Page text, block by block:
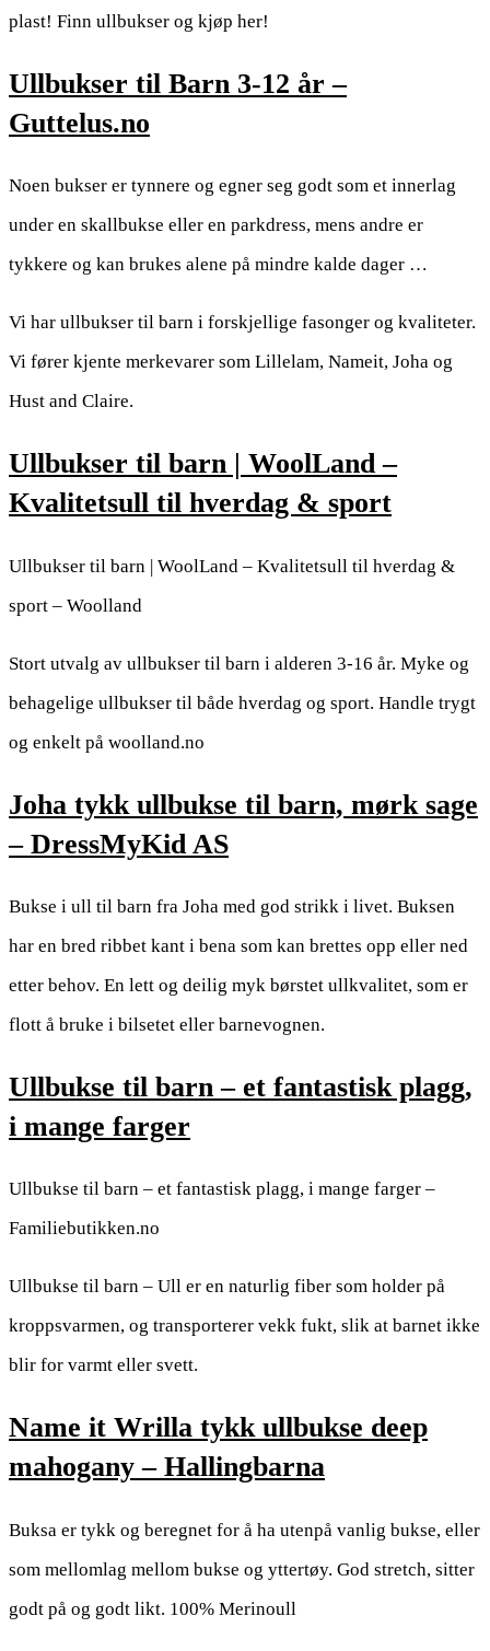
plast! Finn ullbukser og kjøp her!
Ullbukser til Barn 3-12 år –
Guttelus.no
Noen bukser er tynnere og egner seg godt som et innerlag
under en skallbukse eller en parkdress, mens andre er
tykkere og kan brukes alene på mindre kalde dager …
Vi har ullbukser til barn i forskjellige fasonger og kvaliteter.
Vi fører kjente merkevarer som Lillelam, Nameit, Joha og
Hust and Claire.
Ullbukser til barn | WoolLand –
Kvalitetsull til hverdag & sport
Ullbukser til barn | WoolLand – Kvalitetsull til hverdag &
sport – Woolland
Stort utvalg av ullbukser til barn i alderen 3-16 år. Myke og
behagelige ullbukser til både hverdag og sport. Handle trygt
og enkelt på woolland.no
Joha tykk ullbukse til barn, mørk sage
– DressMyKid AS
Bukse i ull til barn fra Joha med god strikk i livet. Buksen
har en bred ribbet kant i bena som kan brettes opp eller ned
etter behov. En lett og deilig myk børstet ullkvalitet, som er
flott å bruke i bilsetet eller barnevognen.
Ullbukse til barn – et fantastisk plagg,
i mange farger
Ullbukse til barn – et fantastisk plagg, i mange farger –
Familiebutikken.no
Ullbukse til barn – Ull er en naturlig fiber som holder på
kroppsvarmen, og transporterer vekk fukt, slik at barnet ikke
blir for varmt eller svett.
Name it Wrilla tykk ullbukse deep
mahogany – Hallingbarna
Buksa er tykk og beregnet for å ha utenpå vanlig bukse, eller
som mellomlag mellom bukse og yttertøy. God stretch, sitter
godt på og godt likt. 100% Merinoull